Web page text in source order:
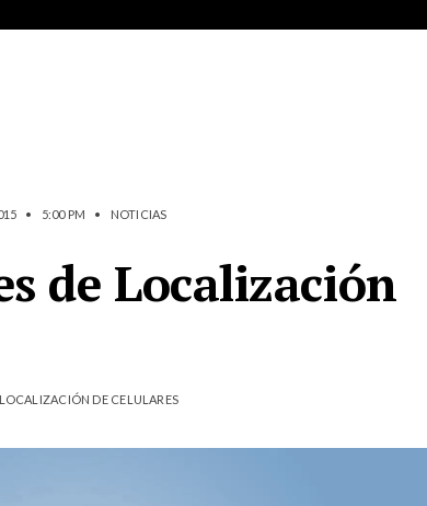
• 5:00 PM • NOTICIAS
de Localización
DE CELULARES